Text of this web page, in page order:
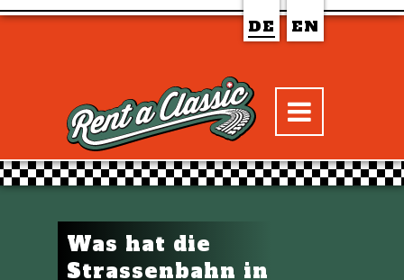
DE EN
Was hat die
Strassenbahn in